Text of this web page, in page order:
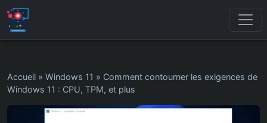
Accueil » Windows 11 » Comment contourner les exigences de
Windows 11 : CPU, TPM, et plus